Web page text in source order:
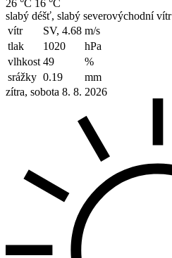
26 °C 16 °C
slabý déšť, slabý severovýchodní vítr
vítr
SV, 4.68 m/s
tlak
1020
hPa
vlhkost 49
%
srážky 0.19
mm
zítra, sobota 8. 8. 2026